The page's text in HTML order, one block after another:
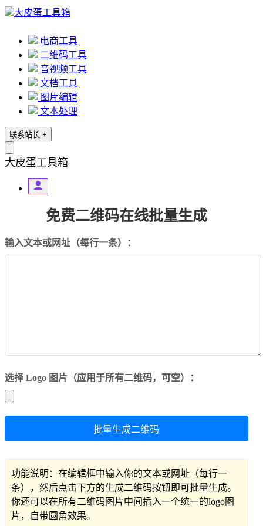
大皮蛋工具箱
电商工具
二维码工具
音视频工具
文档工具
图片编辑
文本处理
联系站长 +
大皮蛋工具箱
免费二维码在线批量生成
输入文本或网址（每行一条）：
选择 Logo 图片（应用于所有二维码，可空）：
批量生成二维码
功能说明：在编辑框中输入你的文本或网址（每行一
条），然后点击下方的生成二维码按钮即可批量生成。
你还可以在所有二维码图片中间插入一个统一的logo图
片，自带圆角效果。